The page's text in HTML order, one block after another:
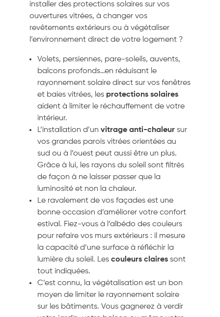
installer des protections solaires sur vos
ouvertures vitrées, à changer vos
revêtements extérieurs ou à végétaliser
l’environnement direct de votre logement ?
Volets, persiennes, pare-soleils, auvents,
balcons profonds…en réduisant le
rayonnement solaire direct sur vos fenêtres
et baies vitrées, les protections solaires
aident à limiter le réchauffement de votre
intérieur.
L’installation d’un vitrage anti-chaleur sur
vos grandes parois vitrées orientées au
sud ou à l’ouest peut aussi être un plus.
Grâce à lui, les rayons du soleil sont filtrés
de façon à ne laisser passer que la
luminosité et non la chaleur.
Le ravalement de vos façades est une
bonne occasion d’améliorer votre confort
estival. Fiez-vous à l’albédo des couleurs
pour refaire vos murs extérieurs : il mesure
la capacité d’une surface à réfléchir la
lumière du soleil. Les couleurs claires sont
tout indiquées.
C’est connu, la végétalisation est un bon
moyen de limiter le rayonnement solaire
sur les bâtiments. Vous gagnerez à verdir